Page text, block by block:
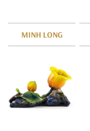
MINH LONG